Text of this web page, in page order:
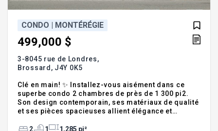
CONDO | MONTÉRÉGIE
499,000 $
3-8045 rue de Londres,
Brossard, J4Y 0K5
Clé en main! ✨ Installez-vous aisément dans ce
superbe condo 2 chambres de près de 1 300 pi2.
Son design contemporain, ses matériaux de qualité
et ses pièces spacieuses allient élégance et
rangement intégré sur mesure. L'aire de vie
2 1 1,285 pi²